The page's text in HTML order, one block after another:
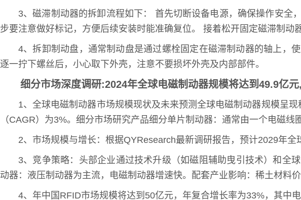
3、磁滞制动器的拆卸流程如下： 首先切断设备电源，确保操作安
步要注意做好标记，方便后续安装时能准确复位。 接着松开固定磁滞制动
4、拆卸制动盘，通常制动盘是通过螺栓固定在磁滞制动器的轴上，
逐一拧下螺丝后，小心取下外壳，注意不要损坏外壳及内部部件。
细分市场深度调研:2024年全球电磁制动器规模将达到49.9亿
1、全球电磁制动器市场规模现状及未来预测全球电磁制动器规模呈
（CAGR）为3%。细分市场研究产品细分单片制动器：通常由一个电磁
2、市场规模与增长：根据QYResearch最新调研报告，预计2029年
3、竞争策略：头部企业通过技术升级（如磁阻辅助曳引技术）和全
动器：液压制动器为主流，电磁制动器增速快。配套产业影响：稀土材料
4、年中国RFID市场规模将达到50亿元，年复合增长率为33%，其中